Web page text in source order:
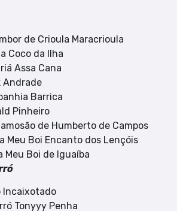
de Crioula Maracrioula
Coco da Ilha
Assa Cana
Andrade
Barrica
Pinheiro
de Humberto de Campos
Meu Boi Encanto dos Lençóis
Meu Boi de Iguaíba
Incaixotado
Tonyyy Penha